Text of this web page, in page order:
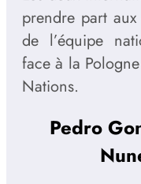
prendre part
de l’équipe
face à la
Nations.
Pedro